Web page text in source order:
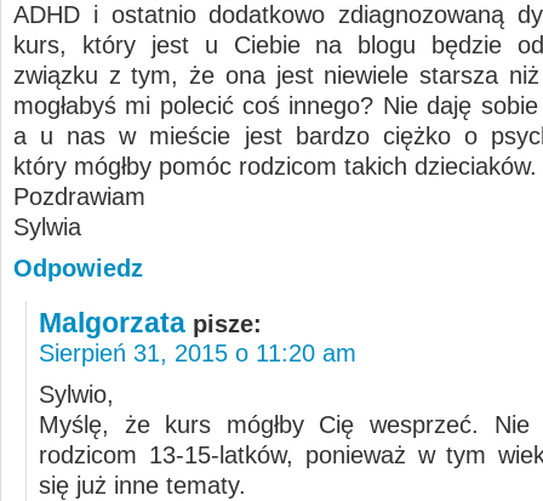
ADHD i ostatnio dodatkowo zdiagnozowaną
kurs, który jest u Ciebie na blogu będzie
związku z tym, że ona jest niewiele starsza
mogłabyś mi polecić coś innego? Nie daję
a u nas w mieście jest bardzo ciężko o
który mógłby pomóc rodzicom takich dzieciaków.
Pozdrawiam
Sylwia
Odpowiedz
Malgorzata pisze:
Sierpień 31, 2015 o 11:20 am
Sylwio,
Myślę, że kurs mógłby Cię wesprzeć. Nie
rodzicom 13-15-latków, ponieważ w tym
się już inne tematy.